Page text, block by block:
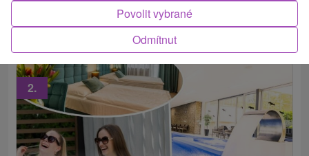
balíčkem léčebných procedur a neomezeným
vstupem do bazénů.
2.
Odmítnut
Povolit vybrané